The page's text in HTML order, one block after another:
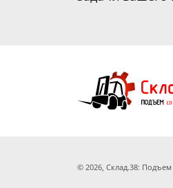
© 2026, Склад.38: Подъем